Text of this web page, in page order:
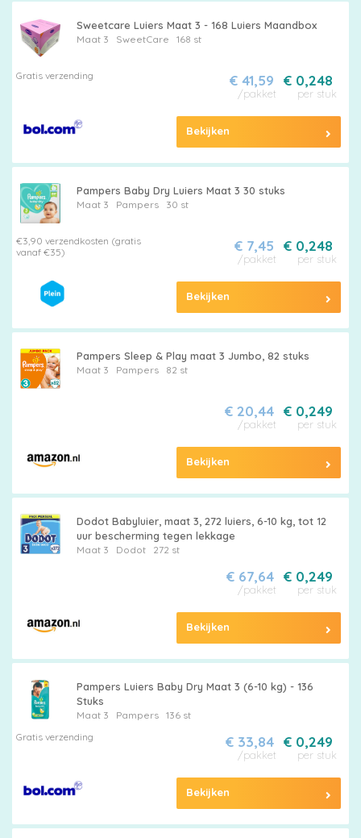
Sweetcare Luiers Maat 3 - 168 Luiers Maandbox
Maat 3 SweetCare 168 st
Gratis verzending € 0,248
per stuk
€ 41,59
/pakket
Bekijken
Pampers Baby Dry Luiers Maat 3 30 stuks
Maat 3 Pampers 30 st
€3,90 verzendkosten (gratis
vanaf €35)
€ 0,248
per stuk
€ 7,45
/pakket
Bekijken
Pampers Sleep & Play maat 3 Jumbo, 82 stuks
Maat 3 Pampers 82 st
€ 0,249
per stuk
€ 20,44
/pakket
Bekijken
Dodot Babyluier, maat 3, 272 luiers, 6-10 kg, tot 12
uur bescherming tegen lekkage
Maat 3 Dodot 272 st
€ 0,249
per stuk
€ 67,64
/pakket
Bekijken
Pampers Luiers Baby Dry Maat 3 (6-10 kg) - 136
Stuks
Maat 3 Pampers
136 st
Gratis verzending
€ 0,249
per stuk
€ 33,84
/pakket
Bekijken